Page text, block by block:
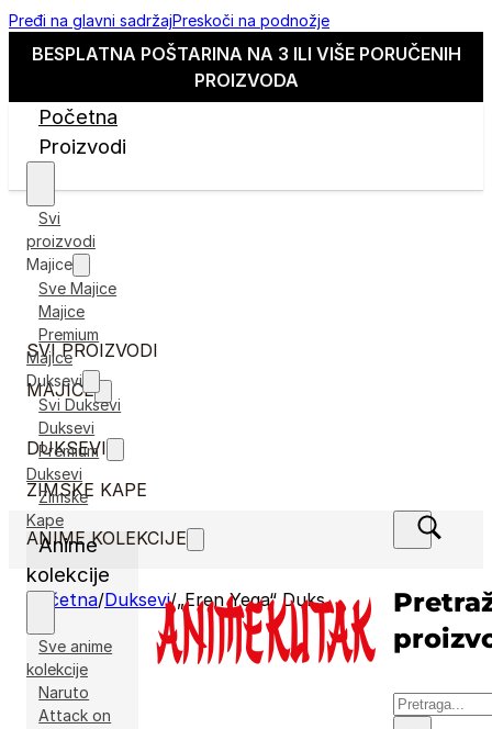
Pređi na glavni sadržajPreskoči na podnožje
BESPLATNA POŠTARINA NA 3 ILI VIŠE PORUČENIH
PROIZVODA
Početna
Proizvodi
Svi
proizvodi
Majice
Sve Majice
Majice
Premium
Majice
Duksevi
Svi Duksevi
Duksevi
Premium
Duksevi
Zimske
Kape
Anime
kolekcije
Sve anime
kolekcije
Naruto
Attack on
Pretraga
SVI PROIZVODI
MAJICE
DUKSEVI
ZIMSKE KAPE
ANIME KOLEKCIJE
Početna/Duksevi/„Eren Yega“ Duks